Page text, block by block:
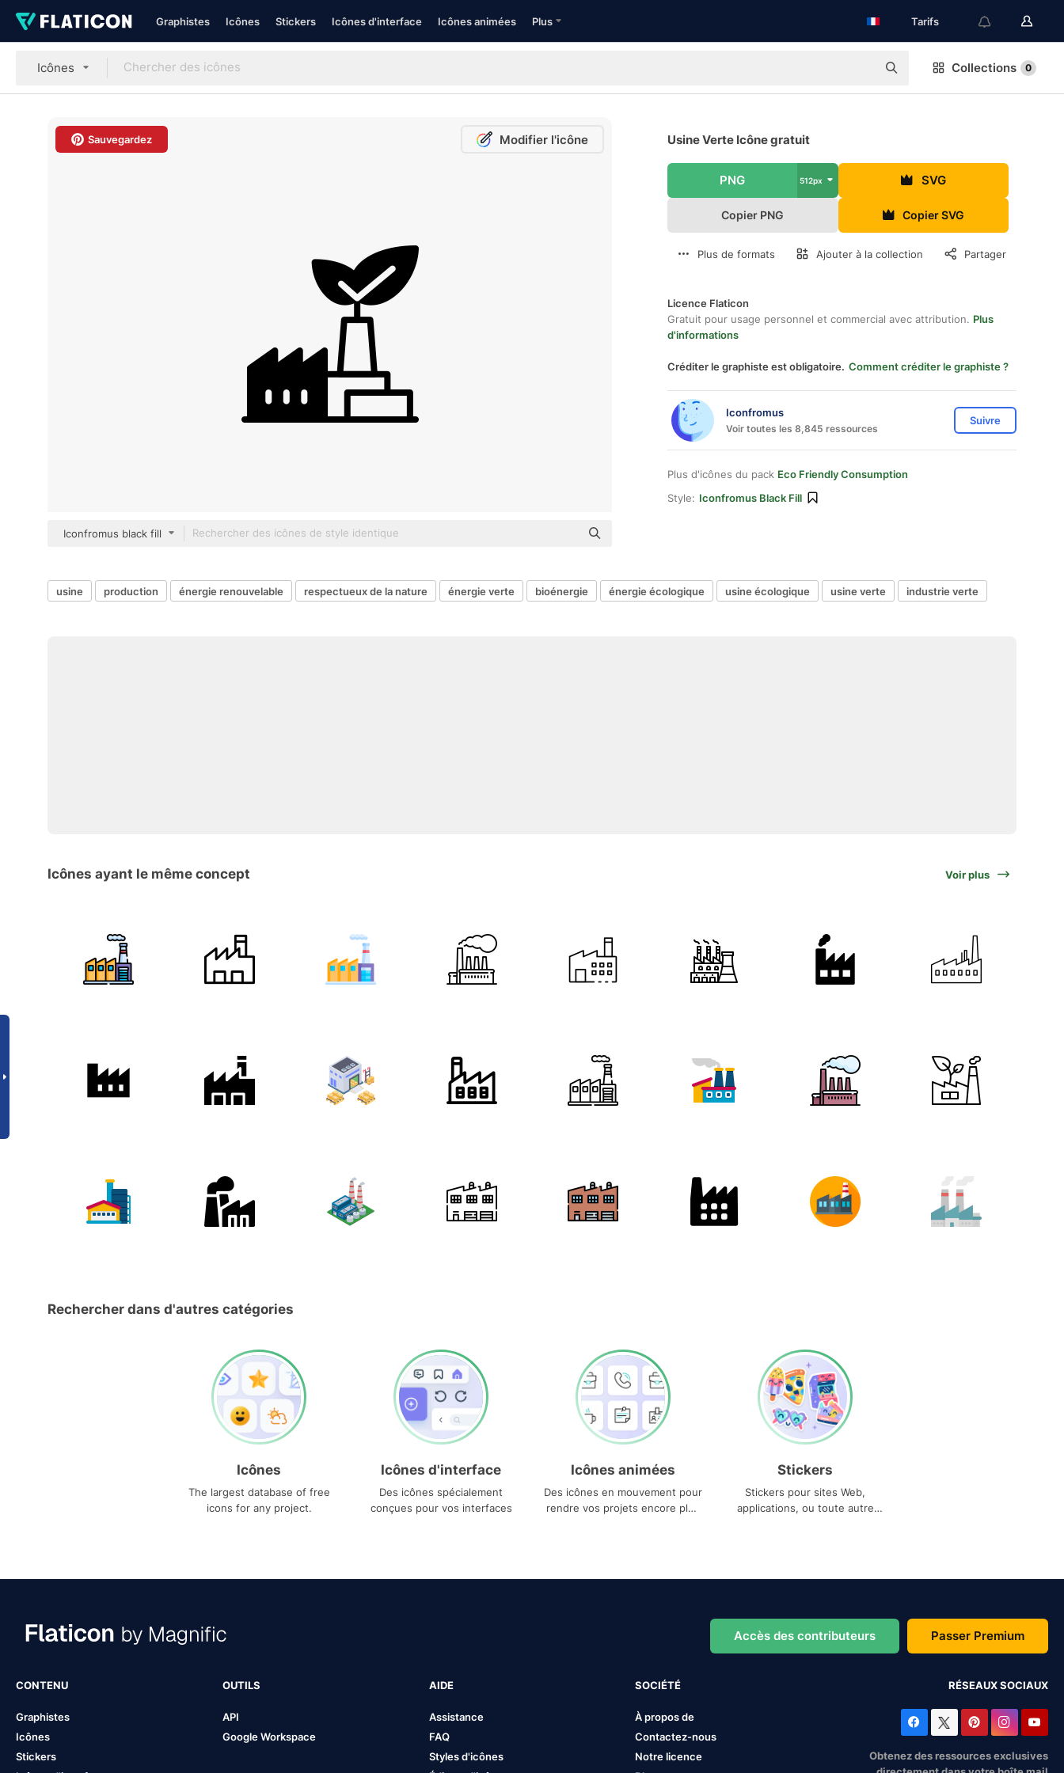
Graphistes Icônes Stickers Icônes d'interface Icônes animées Plus Tarifs
Icônes Collections 0
Sauvegardez Modifier l'icône
Iconfromus black fill
Usine Verte Icône gratuit
PNG 512px SVG
Copier PNG Copier SVG
Plus de formats Ajouter à la collection Partager
Licence Flaticon
Gratuit pour usage personnel et commercial avec attribution. Plus
d'informations
Créditer le graphiste est obligatoire. Comment créditer le graphiste ?
Iconfromus
Voir toutes les 8,845 ressources
Suivre
Plus d'icônes du pack Eco Friendly Consumption
Style: Iconfromus Black Fill
usine production énergie renouvelable respectueux de la nature énergie verte bioénergie énergie écologique usine écologique usine verte industrie verte
Icônes ayant le même concept Voir plus
Rechercher dans d'autres catégories
Icônes
The largest database of free
icons for any project.
Icônes d'interface
Des icônes spécialement
conçues pour vos interfaces
Icônes animées
Des icônes en mouvement pour
rendre vos projets encore plus
Stickers
Stickers pour sites Web,
applications, ou toute autre
Accès des contributeurs Passer Premium
CONTENU
Graphistes
Icônes
Stickers
OUTILS
API
Google Workspace
AIDE
Assistance
FAQ
Styles d'icônes
SOCIÉTÉ
À propos de
Contactez-nous
Notre licence
RÉSEAUX SOCIAUX
Obtenez des ressources exclusives